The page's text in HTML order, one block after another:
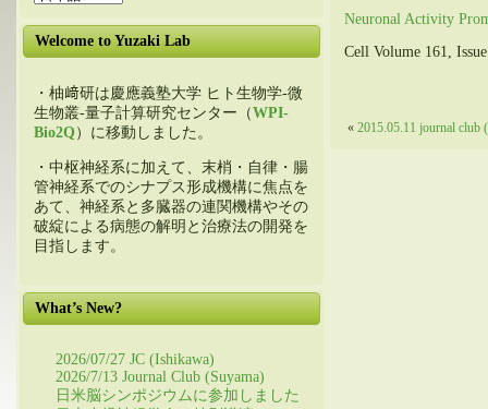
Welcome to Yuzaki Lab
・柚﨑研は慶應義塾大学 ヒト生物学-微
生物叢-量子計算研究センター（WPI-
Bio2Q）に移動しました。
・中枢神経系に加えて、末梢・自律・腸
管神経系でのシナプス形成機構に焦点を
あて、神経系と多臓器の連関機構やその
破綻による病態の解明と治療法の開発を
目指します。
What’s New?
2026/07/27 JC (Ishikawa)
2026/7/13 Journal Club (Suyama)
日米脳シンポジウムに参加しました
Neuronal Activity
Cell Volume 161,
« 2015.05.11 journal club